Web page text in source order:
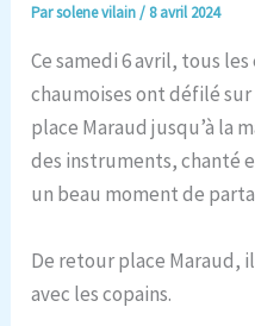
Parsolene vilain/ 8 avril 2024
Ce samedi 6 avril, tous
chaumoises ont défilé
place Maraud jusqu’à la
des instruments, chanté
un beau moment de
De retour place Maraud,
avec les copains.